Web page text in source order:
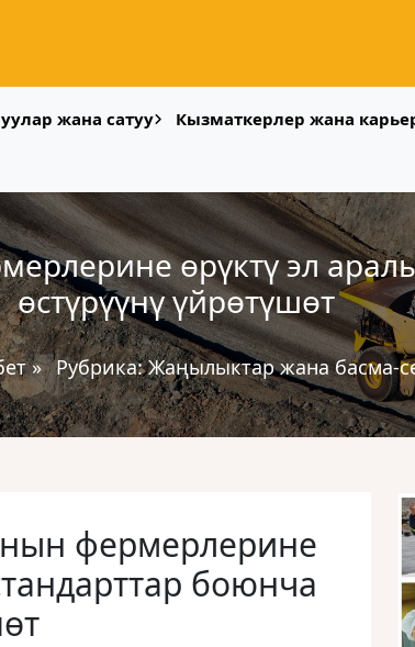
жана сатуу Кызматкерлер жана
өрүктү эл
өстүрүүнү үйрөтүшөт
» Рубрика:Жаңылыктар жана басма-
фермерлерине
боюнча